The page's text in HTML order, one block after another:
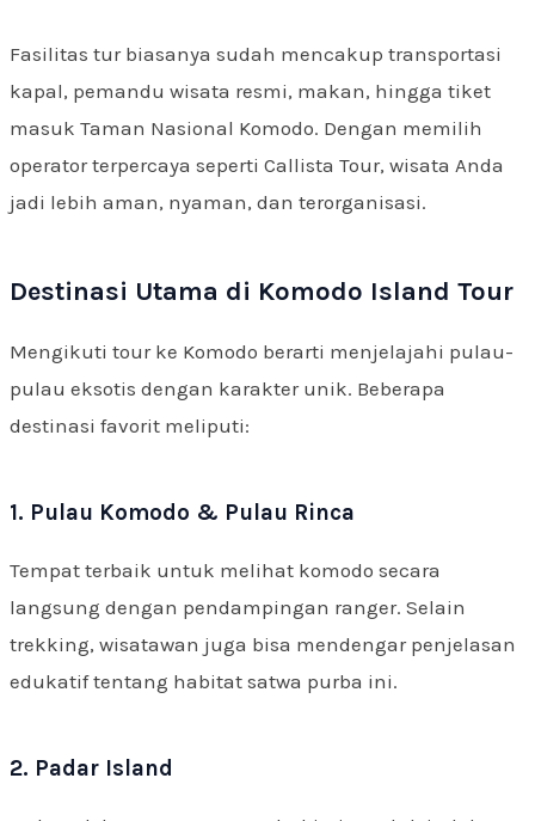
Fasilitas tur biasanya sudah mencakup transportasi
kapal, pemandu wisata resmi, makan, hingga tiket
masuk Taman Nasional Komodo. Dengan memilih
operator terpercaya seperti Callista Tour, wisata Anda
jadi lebih aman, nyaman, dan terorganisasi.
Destinasi Utama di Komodo Island Tour
Mengikuti tour ke Komodo berarti menjelajahi pulau-
pulau eksotis dengan karakter unik. Beberapa
destinasi favorit meliputi:
1. Pulau Komodo & Pulau Rinca
Tempat terbaik untuk melihat komodo secara
langsung dengan pendampingan ranger. Selain
trekking, wisatawan juga bisa mendengar penjelasan
edukatif tentang habitat satwa purba ini.
2. Padar Island